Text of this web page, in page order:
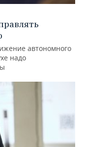
автономного
надо